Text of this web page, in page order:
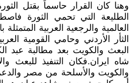
وهنا كان القرار حاسماً بقتل
الطليعة التي تحمي الثورة
العالمية والرجعية العربية
الثأر الأردني وحامي القومية
البعث والكويت بعد مطالبة عبد
شاه ايران.فكان التنفيذ للبعث
والكويت والأسلحة من مصر